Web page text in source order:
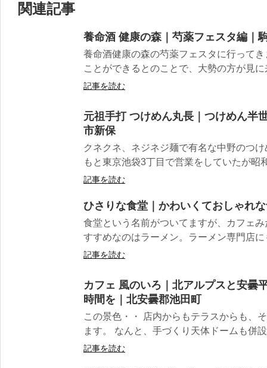
関連記事
養命酒 健康の森｜芍薬フェスタ編｜
養命酒健康の森の芍薬フェスタに行って
ことができるとのことで、大勢の方が見
記事を読む
元祖手打 つけめん丸長｜つけめん半
市新保
クネクネ、ネジネジ麺で有名な中野のつ
もと東京池袋3丁目で営業をしていたが昭
記事を読む
ひさりな食堂｜かわいくておしゃれ
食堂という名前がついてますが、カフェ
すすめなのはラーメン。ラーメン専門店
記事を読む
カフェ 風のいろ｜北アルプスと安曇
時間を｜北安曇郡池田町
この景色・・ 店内からもテラスからも、
ます。 なんと、手づくり天体ドームも併
記事を読む